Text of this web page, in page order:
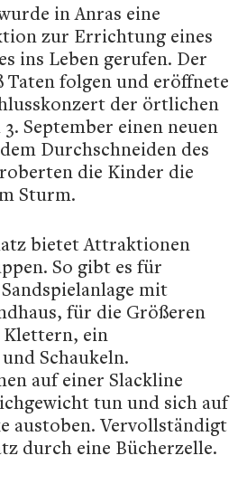
in Anras eine
zur Errichtung eines
ins Leben gerufen. Der
Taten folgen und eröffnete
der örtlichen
September einen neuen
Durchschneiden des
die Kinder die
Sturm.
bietet Attraktionen
So gibt es für
mit
für die Größeren
ein
Schaukeln.
auf einer Slackline
tun und sich auf
austoben. Vervollständigt
durch eine Bücherzelle.